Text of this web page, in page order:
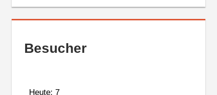
Besucher
Heute: 7